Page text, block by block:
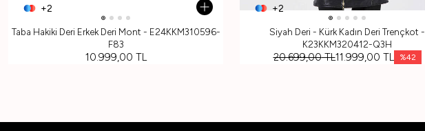
+2
Taba Hakiki Deri Erkek Deri Mont - E24KKM310596-
F83
10.999,00 TL
+2
Siyah Deri - Kürk Kadın Deri Trençkot -
K23KKM320412-Q3H
20.699,00TL11.999,00 TL %42